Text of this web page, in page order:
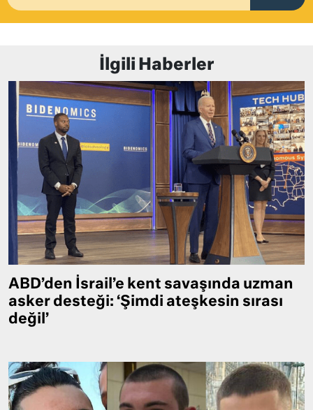
İlgili Haberler
ABD’den İsrail’e kent savaşında uzman
asker desteği: ‘Şimdi ateşkesin sırası
değil’